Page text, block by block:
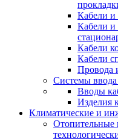
Кабели и
Кабели и
Кабели
Кабели
Провода
Системы ввода
Вводы
Изделия
Климатические и
Отопительные